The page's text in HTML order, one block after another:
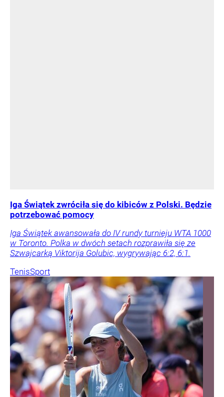
Iga Świątek zwróciła się do kibiców z Polski. Będzie
potrzebować pomocy
Iga Świątek awansowała do IV rundy turnieju WTA 1000
w Toronto. Polka w dwóch setach rozprawiła się ze
Szwajcarką Viktorija Golubic, wygrywając 6:2, 6:1.
TenisSport